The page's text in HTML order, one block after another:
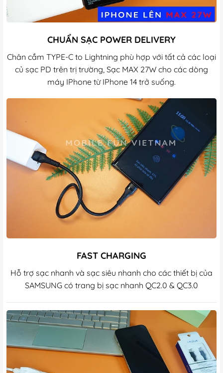
CHUẨN SẠC POWER DELIVERY
Chân cắm TYPE-C to Lightning phù hợp với tất cả các loại
củ sạc PD trên trị trường, Sạc MAX 27W cho các dòng
máy IPhone từ IPhone 14 trở suống.
FAST CHARGING
Hỗ trợ sạc nhanh và sạc siêu nhanh cho các thiết bị của
SAMSUNG có trang bị sạc nhanh QC2.0 & QC3.0